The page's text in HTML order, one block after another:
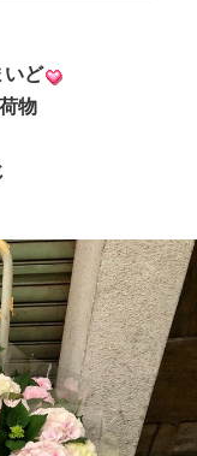
いど
物